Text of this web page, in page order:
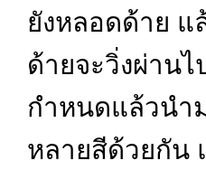
ยังหลอดด้าย
ด้ายจะวิ่งผ่าน
กำหนดแล้วนำ
หลายสีด้วยกัน